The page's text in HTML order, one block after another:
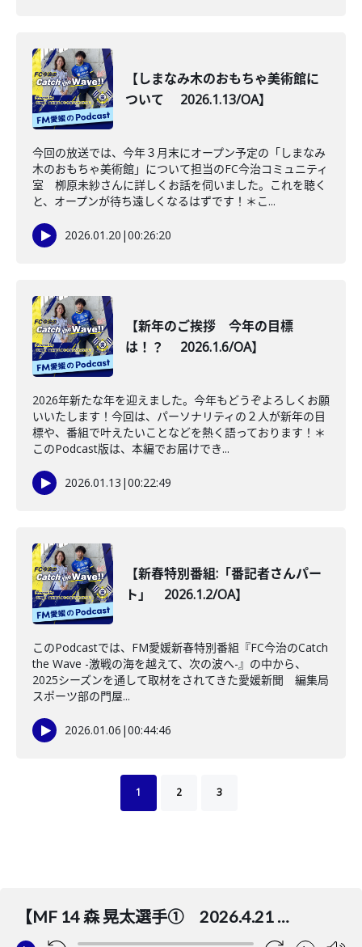
【しまなみ木のおもちゃ美術館に
ついて 2026.1.13/OA】
今回の放送では、今年３月末にオープン予定の「しまなみ
木のおもちゃ美術館」について担当のFC今治コミュニティ
室 栁原未紗さんに詳しくお話を伺いました。これを聴く
と、オープンが待ち遠しくなるはずです！＊こ...
2026.01.20 |00:26:20
【新年のご挨拶 今年の目標
は！？ 2026.1.6/OA】
2026年新たな年を迎えました。今年もどうぞよろしくお願
いいたします！今回は、パーソナリティの２人が新年の目
標や、番組で叶えたいことなどを熱く語っております！＊
このPodcast版は、本編でお届けでき...
2026.01.13 |00:22:49
【新春特別番組:「番記者さんパー
ト」 2026.1.2/OA】
このPodcastでは、FM愛媛新春特別番組『FC今治のCatch
the Wave -激戦の海を越えて、次の波へ-』の中から、
2025シーズンを通して取材をされてきた愛媛新聞 編集局
スポーツ部の門屋...
2026.01.06 |00:44:46
1 2 3
【MF 14 森 晃太選手① 2026.4.21 OA.】